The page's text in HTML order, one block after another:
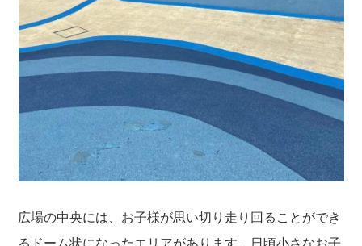
広場の中央には、お子様が思い切り走り回ることができ